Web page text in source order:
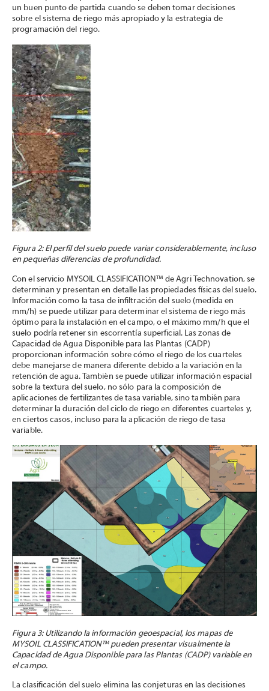
un buen punto de partida cuando se deben tomar decisiones
sobre el sistema de riego más apropiado y la estrategia de
programación del riego.
Figura 2: El perfil del suelo puede variar considerablemente, incluso
en pequeñas diferencias de profundidad.
Con el servicio MYSOIL CLASSIFICATION™ de Agri Technovation, se
determinan y presentan en detalle las propiedades físicas del suelo.
Información como la tasa de infiltración del suelo (medida en
mm/h) se puede utilizar para determinar el sistema de riego más
óptimo para la instalación en el campo, o el máximo mm/h que el
suelo podría retener sin escorrentía superficial. Las zonas de
Capacidad de Agua Disponible para las Plantas (CADP)
proporcionan información sobre cómo el riego de los cuarteles
debe manejarse de manera diferente debido a la variación en la
retención de agua. También se puede utilizar información espacial
sobre la textura del suelo, no sólo para la composición de
aplicaciones de fertilizantes de tasa variable, sino también para
determinar la duración del ciclo de riego en diferentes cuarteles y,
en ciertos casos, incluso para la aplicación de riego de tasa
variable.
Figura 3: Utilizando la información geoespacial, los mapas de
MYSOIL CLASSIFICATION™ pueden presentar visualmente la
Capacidad de Agua Disponible para las Plantas (CADP) variable en
el campo.
La clasificación del suelo elimina las conjeturas en las decisiones